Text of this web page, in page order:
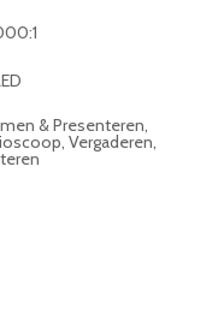
& Presenteren,
Vergaderen,